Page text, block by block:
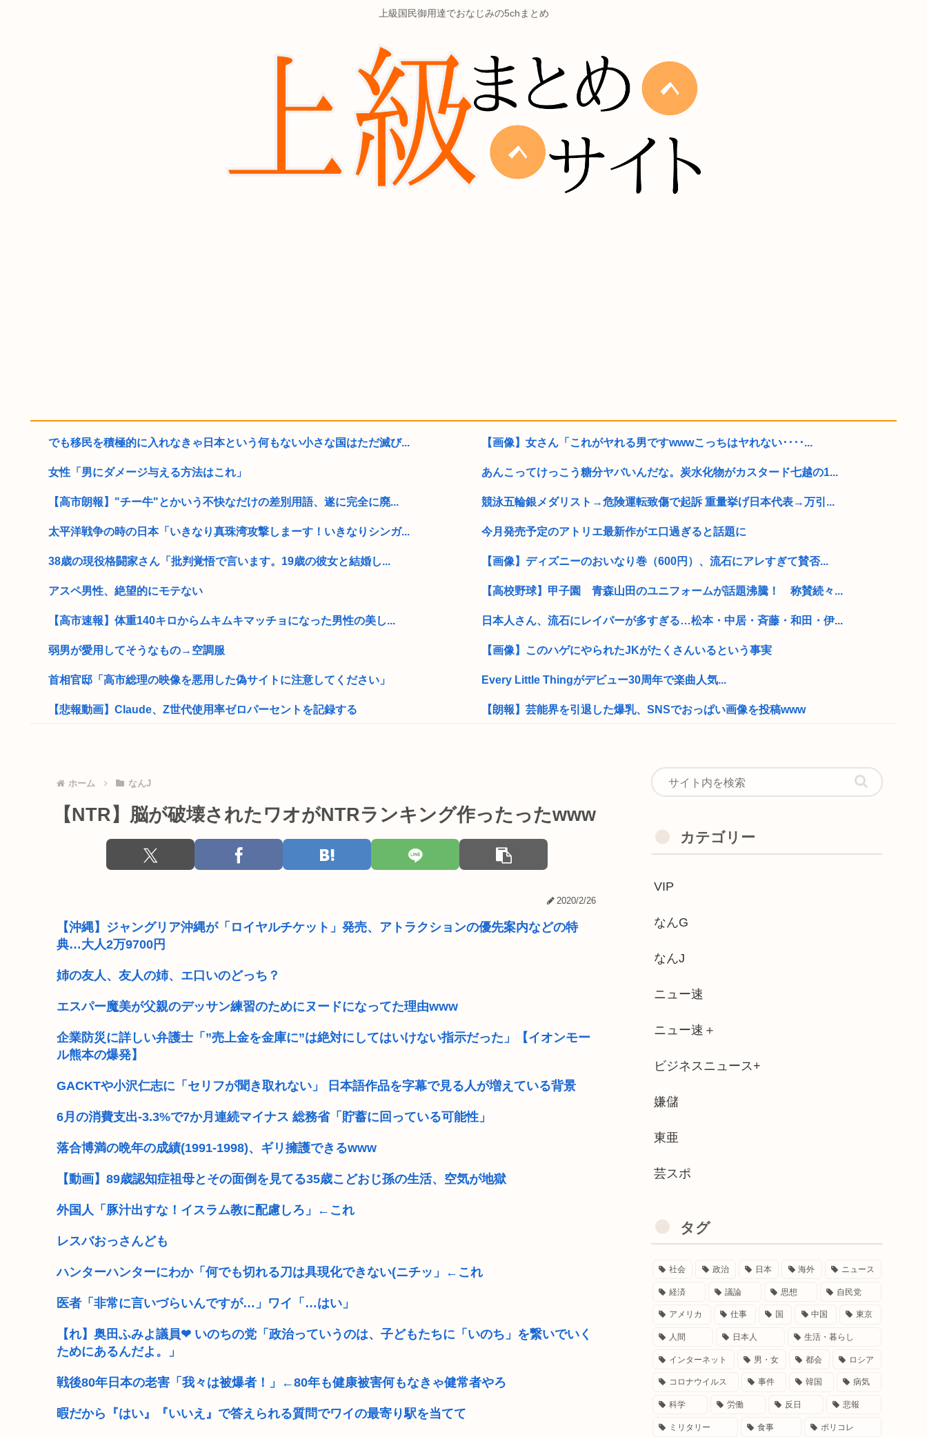
上級国民御用達でおなじみの5chまとめ
でも移民を積極的に入れなきゃ日本という何もない小さな国はただ滅び...
女性「男にダメージ与える方法はこれ」
【高市朗報】"チー牛"とかいう不快なだけの差別用語、遂に完全に廃...
太平洋戦争の時の日本「いきなり真珠湾攻撃しまーす！いきなりシンガ...
38歳の現役格闘家さん「批判覚悟で言います。19歳の彼女と結婚し...
アスペ男性、絶望的にモテない
【高市速報】体重140キロからムキムキマッチョになった男性の美し...
弱男が愛用してそうなもの→空調服
首相官邸「高市総理の映像を悪用した偽サイトに注意してください」
【悲報動画】Claude、Z世代使用率ゼロパーセントを記録する
愛国保守「日本人を減らし海外投資の利益でBIやって日本人は遊んで...
ロシア軍、キエフ州にある物流倉庫総面積の50%以上を破壊してしま...
国家情報局のスパイ通報フォーム、マイクロソフト365だったwww
【人類滅亡】テスト中のAIの脱走が相次ぐ。今度は中国AI
高市首相、出張マッサージへ
【画像】小池百合子×高市早苗
【高市】ゴラム(56歳)、女子中学生をナイフで脅し性的暴行 「性...
【画像】女さん「これがヤれる男ですwwwこっちはヤれない････...
あんこってけっこう糖分ヤバいんだな。炭水化物がカスタード七越の1...
競泳五輪銀メダリスト→危険運転致傷で起訴 重量挙げ日本代表→万引...
今月発売予定のアトリエ最新作がエ口過ぎると話題に
【画像】ディズニーのおいなり巻（600円）、流石にアレすぎて賛否...
【高校野球】甲子園 青森山田のユニフォームが話題沸騰！ 称賛続々...
日本人さん、流石にレイパーが多すぎる…松本・中居・斉藤・和田・伊...
【画像】このハゲにやられたJKがたくさんいるという事実
Every Little Thingがデビュー30周年で楽曲人気...
【朗報】芸能界を引退した爆乳、SNSでおっぱい画像を投稿www
25歳の税務署職員、競艇で3億3400万円を得るも確定申告せず逮...
早稲田大学「学生の皆さん、近隣飲食店での無銭飲食はやめてください...
【動画】エッチなJCの修行見つかる
X「B’z、ミスチル、サザン、ドリカム、スピッツがまだ現役なの凄...
80代男性「足がすべってアクセルを踏んでしまった」駐車場の壁に衝...
ワイ「納豆と卵の組み合わせうめえ」うざい奴「その組み合わせNGや...
ポルノ動画でシコってる若者の23%が俺は人生の敗者だと思ってるこ...
そういや最近お前ら自虐風自慢しなくなったよな？
日本人の9割は高市早苗の顔や変な喋りを見ても平気だから支持率9割...
ホーム なんJ
【NTR】脳が破壊されたワオがNTRランキング作ったったwww
2020/2/26
【沖縄】ジャングリア沖縄が「ロイヤルチケット」発売、アトラクションの優先案内などの特
典…大人2万9700円
姉の友人、友人の姉、エ口いのどっち？
エスパー魔美が父親のデッサン練習のためにヌードになってた理由www
企業防災に詳しい弁護士「”売上金を金庫に”は絶対にしてはいけない指示だった」【イオンモー
ル熊本の爆発】
GACKTや小沢仁志に「セリフが聞き取れない」 日本語作品を字幕で見る人が増えている背景
6月の消費支出-3.3%で7か月連続マイナス 総務省「貯蓄に回っている可能性」
落合博満の晩年の成績(1991-1998)、ギリ擁護できるwww
【動画】89歳認知症祖母とその面倒を見てる35歳こどおじ孫の生活、空気が地獄
外国人「豚汁出すな！イスラム教に配慮しろ」←これ
レスバおっさんども
ハンターハンターにわか「何でも切れる刀は具現化できない(ニチッ」←これ
医者「非常に言いづらいんですが…」ワイ「…はい」
【れ】奥田ふみよ議員❤‍ いのちの党「政治っていうのは、子どもたちに「いのち」を繋いでいく
ためにあるんだよ。」
戦後80年日本の老害「我々は被爆者！」←80年も健康被害何もなきゃ健常者やろ
暇だから『はい』『いいえ』で答えられる質問でワイの最寄り駅を当てて
カテゴリー
VIP
なんG
なんJ
ニュー速
ニュー速＋
ビジネスニュース+
嫌儲
東亜
芸スポ
タグ
社会 政治 日本 海外 ニュース
経済 議論 思想 自民党
アメリカ 仕事 国 中国 東京
人間 日本人 生活・暮らし
インターネット 男・女 都会 ロシア
コロナウイルス 事件 韓国 病気
科学 労働 反日 悲報
ミリタリー 食事 ポリコレ